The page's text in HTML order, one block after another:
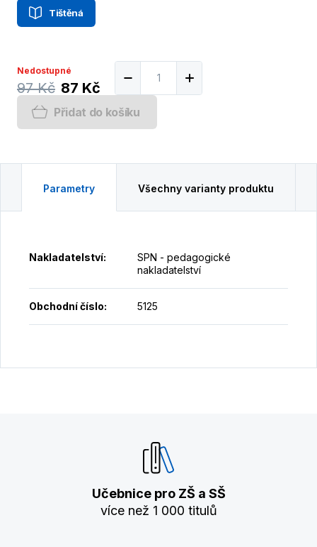
Tištěná
Nedostupné
97 Kč 87 Kč
Přidat do košíku
Parametry Všechny varianty produktu
Nakladatelství:
SPN - pedagogické
nakladatelství
Obchodní číslo: 5125
Učebnice pro ZŠ a SŠ
více než 1 000 titulů